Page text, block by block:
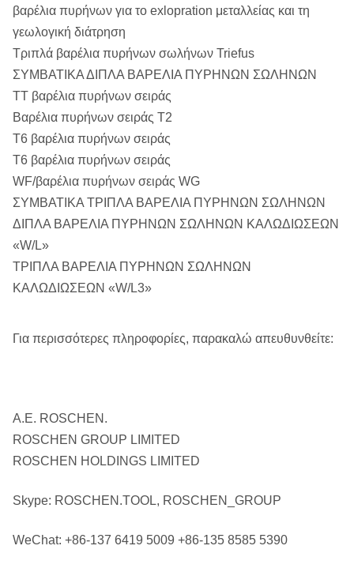
βαρέλια πυρήνων για το exlopration μεταλλείας και τη
γεωλογική διάτρηση
Τριπλά βαρέλια πυρήνων σωλήνων Triefus
ΣΥΜΒΑΤΙΚΑ ΔΙΠΛΑ ΒΑΡΕΛΙΑ ΠΥΡΗΝΩΝ ΣΩΛΗΝΩΝ
TT βαρέλια πυρήνων σειράς
Βαρέλια πυρήνων σειράς T2
T6 βαρέλια πυρήνων σειράς
T6 βαρέλια πυρήνων σειράς
WF/βαρέλια πυρήνων σειράς WG
ΣΥΜΒΑΤΙΚΑ ΤΡΙΠΛΑ ΒΑΡΕΛΙΑ ΠΥΡΗΝΩΝ ΣΩΛΗΝΩΝ
ΔΙΠΛΑ ΒΑΡΕΛΙΑ ΠΥΡΗΝΩΝ ΣΩΛΗΝΩΝ ΚΑΛΩΔΙΩΣΕΩΝ
«W/L»
ΤΡΙΠΛΑ ΒΑΡΕΛΙΑ ΠΥΡΗΝΩΝ ΣΩΛΗΝΩΝ
ΚΑΛΩΔΙΩΣΕΩΝ «W/L3»
Για περισσότερες πληροφορίες, παρακαλώ απευθυνθείτε:
Α.Ε. ROSCHEN.
ROSCHEN GROUP LIMITED
ROSCHEN HOLDINGS LIMITED
Skype: ROSCHEN.TOOL, ROSCHEN_GROUP
WeChat: +86-137 6419 5009 +86-135 8585 5390